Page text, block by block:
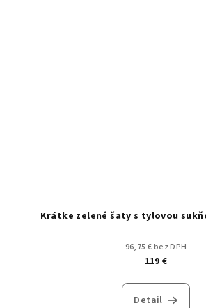
Krátke zelené šaty s tylovou
96,75 € bez DPH
119 €
Detail